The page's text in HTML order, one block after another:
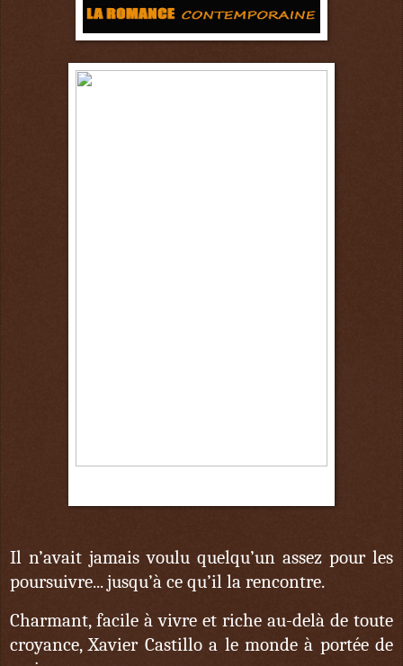
Il n’avait jamais voulu quelqu’un assez pour les
poursuivre... jusqu’à ce qu’il la rencontre.
Charmant, facile à vivre et riche au-delà de toute
croyance, Xavier Castillo a le monde à portée de